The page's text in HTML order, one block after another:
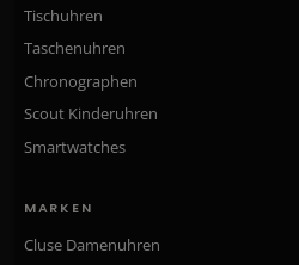
Tischuhren
Taschenuhren
Chronographen
Scout Kinderuhren
Smartwatches
MARKEN
Cluse Damenuhren